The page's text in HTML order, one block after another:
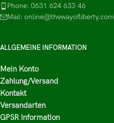
Phone: 0631 624 633 46
Mail: online@thewayofliberty.com
ALLGEMEINE INFORMATION
Mein Konto
Zahlung/Versand
Kontakt
Versandarten
GPSR Information